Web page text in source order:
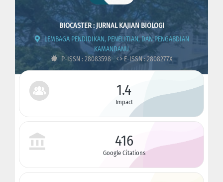
BIOCASTER : JURNAL KAJIAN BIOLOGI
LEMBAGA PENDIDIKAN, PENELITIAN, DAN PENGABDIAN
KAMANDANU
P-ISSN : 28083598
E-ISSN : 2808277X
1.4
Impact
416
Google Citations